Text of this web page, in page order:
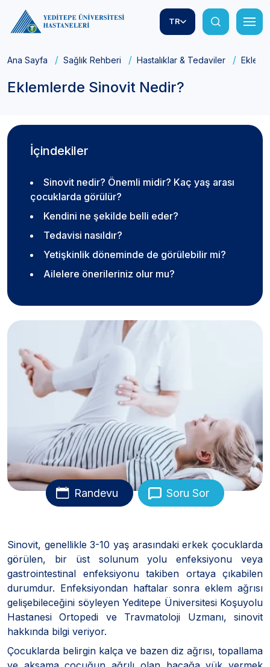
TR
Ana Sayfa Sağlık Rehberi Hastalıklar & Tedaviler
Eklemlerde Sinovit Nedir?
İçindekiler
Sinovit nedir? Önemli midir? Kaç yaş arası
çocuklarda görülür?
Kendini ne şekilde belli eder?
Tedavisi nasıldır?
Yetişkinlik döneminde de görülebilir mi?
Ailelere önerileriniz olur mu?
Randevu Soru Sor
Sinovit, genellikle 3-10 yaş arasındaki erkek çocuklarda
görülen, bir üst solunum yolu enfeksiyonu veya
gastrointestinal enfeksiyonu takiben ortaya çıkabilen
durumdur. Enfeksiyondan haftalar sonra eklem ağrısı
gelişebileceğini söyleyen Yeditepe Üniversitesi Koşuyolu
Hastanesi Ortopedi ve Travmatoloji Uzmanı, sinovit
hakkında bilgi veriyor.
Çocuklarda belirgin kalça ve bazen diz ağrısı, topallama